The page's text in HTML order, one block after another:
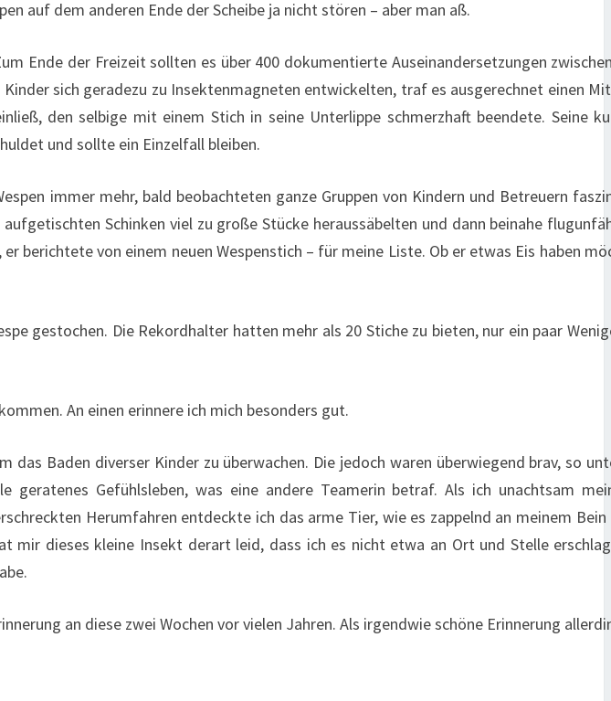
auf dem anderen Ende der Scheibe ja nicht stören – aber man aß.
Ende der Freizeit sollten es über 400 dokumentierte Auseinandersetzungen
sich geradezu zu Insektenmagneten entwickelten, traf es ausgerechnet einen
den selbige mit einem Stich in seine Unterlippe schmerzhaft beendete. Seine
und sollte ein Einzelfall bleiben.
immer mehr, bald beobachteten ganze Gruppen von Kindern und Betreuern
Schinken viel zu große Stücke heraussäbelten und dann beinahe
berichtete von einem neuen Wespenstich – für meine Liste. Ob er etwas Eis haben
gestochen. Die Rekordhalter hatten mehr als 20 Stiche zu bieten, nur ein paar
An einen erinnere ich mich besonders gut.
Baden diverser Kinder zu überwachen. Die jedoch waren überwiegend brav, so
Gefühlsleben, was eine andere Teamerin betraf. Als ich unachtsam
Herumfahren entdeckte ich das arme Tier, wie es zappelnd an meinem Bein
mir dieses kleine Insekt derart leid, dass ich es nicht etwa an Ort und Stelle
an diese zwei Wochen vor vielen Jahren. Als irgendwie schöne Erinnerung